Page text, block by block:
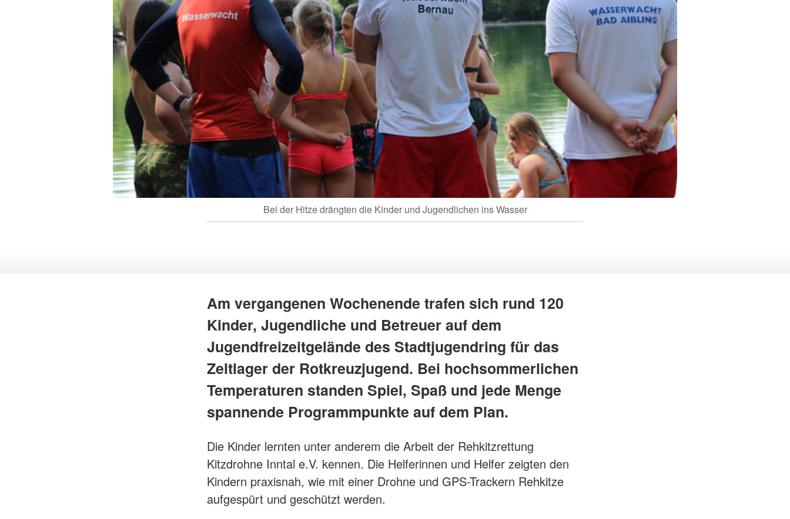
Bei der Hitze drängten die Kinder und Jugendlichen ins Wasser
Am vergangenen Wochenende trafen sich rund 120
Kinder, Jugendliche und Betreuer auf dem
Jugendfreizeitgelände des Stadtjugendring für das
Zeltlager der Rotkreuzjugend. Bei hochsommerlichen
Temperaturen standen Spiel, Spaß und jede Menge
spannende Programmpunkte auf dem Plan.
Die Kinder lernten unter anderem die Arbeit der Rehkitzrettung
Kitzdrohne Inntal e.V. kennen. Die Helferinnen und Helfer zeigten den
Kindern praxisnah, wie mit einer Drohne und GPS-Trackern Rehkitze
aufgespürt und geschützt werden.